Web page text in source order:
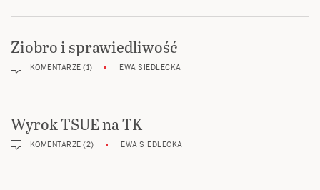
Ziobro i sprawiedliwość
KOMENTARZE (1) EWA SIEDLECKA
Wyrok TSUE na TK
KOMENTARZE (2) EWA SIEDLECKA